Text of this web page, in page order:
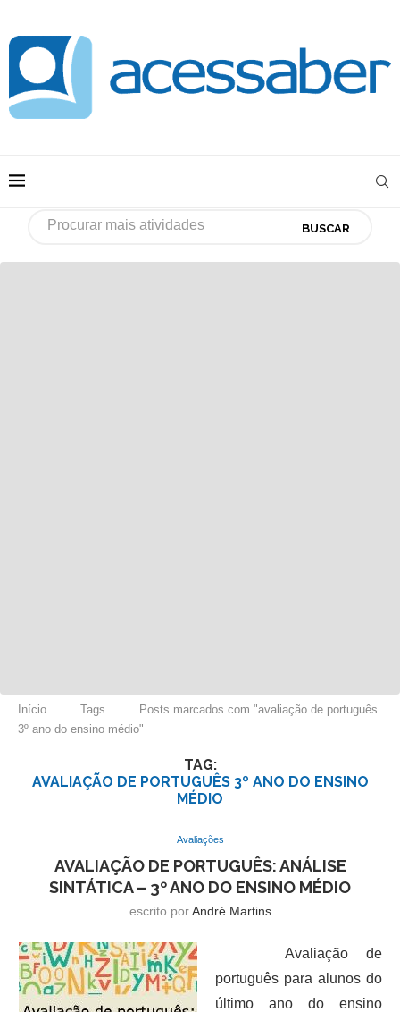
BUSCAR
Início Tags
Posts marcados com "avaliação de português
3º ano do ensino médio"
TAG:
AVALIAÇÃO DE PORTUGUÊS 3º ANO DO ENSINO
MÉDIO
Avaliações
AVALIAÇÃO DE PORTUGUÊS: ANÁLISE
SINTÁTICA – 3º ANO DO ENSINO MÉDIO
escrito porAndré Martins
Avaliação de
português para alunos do
último ano do ensino